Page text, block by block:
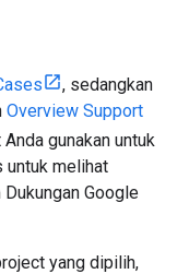
, sedangkan
Overview Support
gunakan untuk
untuk melihat
Google
yang dipilih,